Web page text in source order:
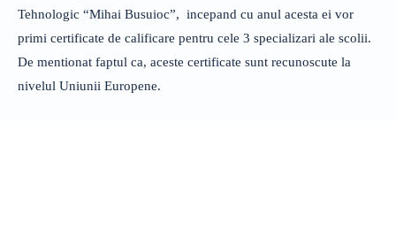
Tehnologic “Mihai Busuioc”, incepand cu anul acesta ei vor
primi certificate de calificare pentru cele 3 specializari ale scolii.
De mentionat faptul ca, aceste certificate sunt recunoscute la
nivelul Uniunii Europene.